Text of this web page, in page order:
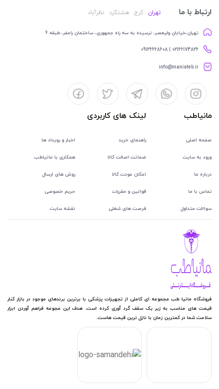
ارتباط با ما تهران کرج هشتگرد نظرآباد
تهران،خیابان ولیعصر، نرسیده به سه راه جمهوری، ساختمان رامفر، طبقه 6
02166174826 | 09126668608
info@maniateb.ir
مانیاطب
صفحه اصلی
ورود به سایت
درباره ما
تماس با ما
سوالات متداول
لینک های کاربردی
راهنمای خرید اخبار و رویداد ها
ضمانت اصالت کالا همکاری با مانیاطب
امکان عودت کالا روش های ارسال
قوانین و مقررات حریم خصوصی
فرصت های شغلی نقشه سایت
فروشگاه مانیا طب مجموعه ای کاملی از تجهیزات پزشکی با برترین برندهای موجود در بازار کنار
قیمت های مناسب به زیر یک سقف گرد آوری کرده است. هدف این مجوعه فراهم آوردن ابزار
سلامت شما در کمترین زمان با نازل ترین قیمت هاست.